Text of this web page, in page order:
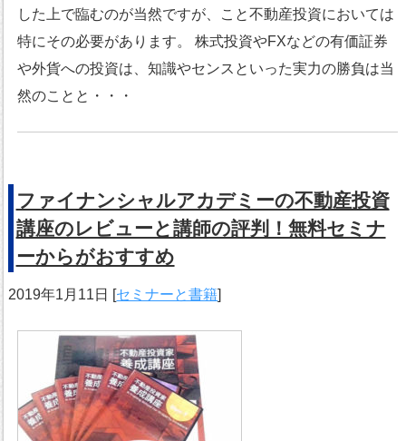
した上で臨むのが当然ですが、こと不動産投資においては
特にその必要があります。 株式投資やFXなどの有価証券
や外貨への投資は、知識やセンスといった実力の勝負は当
然のことと・・・
ファイナンシャルアカデミーの不動産投資
講座のレビューと講師の評判！無料セミナ
ーからがおすすめ
2019年1月11日 [セミナーと書籍]